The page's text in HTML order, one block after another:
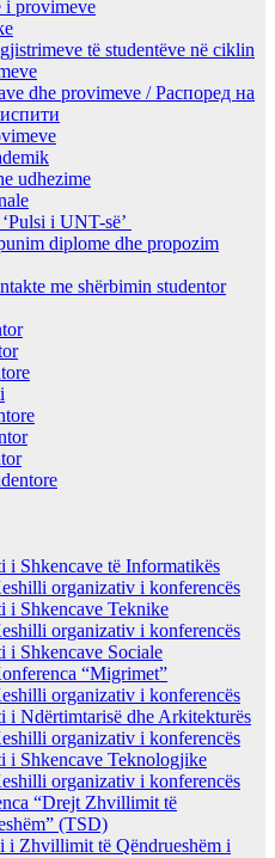
i provimeve
të studentëve në ciklin
dhe provimeve / Распоред на
udhezime
i UNT-së’
diplome dhe propozim
me shërbimin studentor
i Shkencave të Informatikës
organizativ i konferencës
i Shkencave Teknike
organizativ i konferencës
i Shkencave Sociale
“Migrimet”
organizativ i konferencës
i Ndërtimtarisë dhe Arkitekturës
organizativ i konferencës
i Shkencave Teknologjike
organizativ i konferencës
“Drejt Zhvillimit të
(TSD)
i Zhvillimit të Qëndrueshëm i